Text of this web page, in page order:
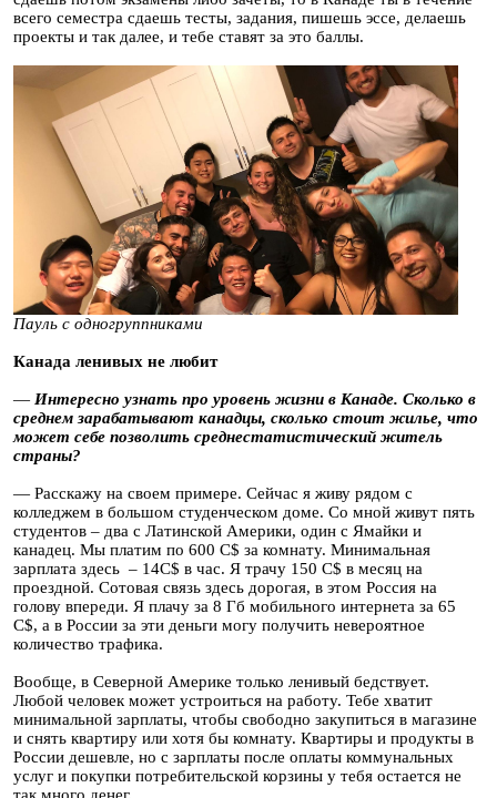
всего семестра сдаешь тесты, задания, пишешь эссе, делаешь
проекты и так далее, и тебе ставят за это баллы.
Пауль с одногруппниками
Канада ленивых не любит
— Интересно узнать про уровень жизни в Канаде. Сколько в
среднем зарабатывают канадцы, сколько стоит жилье, что
может себе позволить среднестатистический житель
страны?
— Расскажу на своем примере. Сейчас я живу рядом с
колледжем в большом студенческом доме. Со мной живут пять
студентов – два с Латинской Америки, один с Ямайки и
канадец. Мы платим по 600 C$ за комнату. Минимальная
зарплата здесь – 14C$ в час. Я трачу 150 C$ в месяц на
проездной. Сотовая связь здесь дорогая, в этом Россия на
голову впереди. Я плачу за 8 Гб мобильного интернета за 65
C$, а в России за эти деньги могу получить невероятное
количество трафика.
Вообще, в Северной Америке только ленивый бедствует.
Любой человек может устроиться на работу. Тебе хватит
минимальной зарплаты, чтобы свободно закупиться в магазине
и снять квартиру или хотя бы комнату. Квартиры и продукты в
России дешевле, но с зарплаты после оплаты коммунальных
услуг и покупки потребительской корзины у тебя остается не